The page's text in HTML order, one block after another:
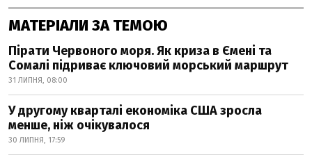
МАТЕРІАЛИ ЗА ТЕМОЮ
Пірати Червоного моря. Як криза в Ємені та
Сомалі підриває ключовий морський маршрут
31 ЛИПНЯ, 08:00
У другому кварталі економіка США зросла
менше, ніж очікувалося
30 ЛИПНЯ, 17:59